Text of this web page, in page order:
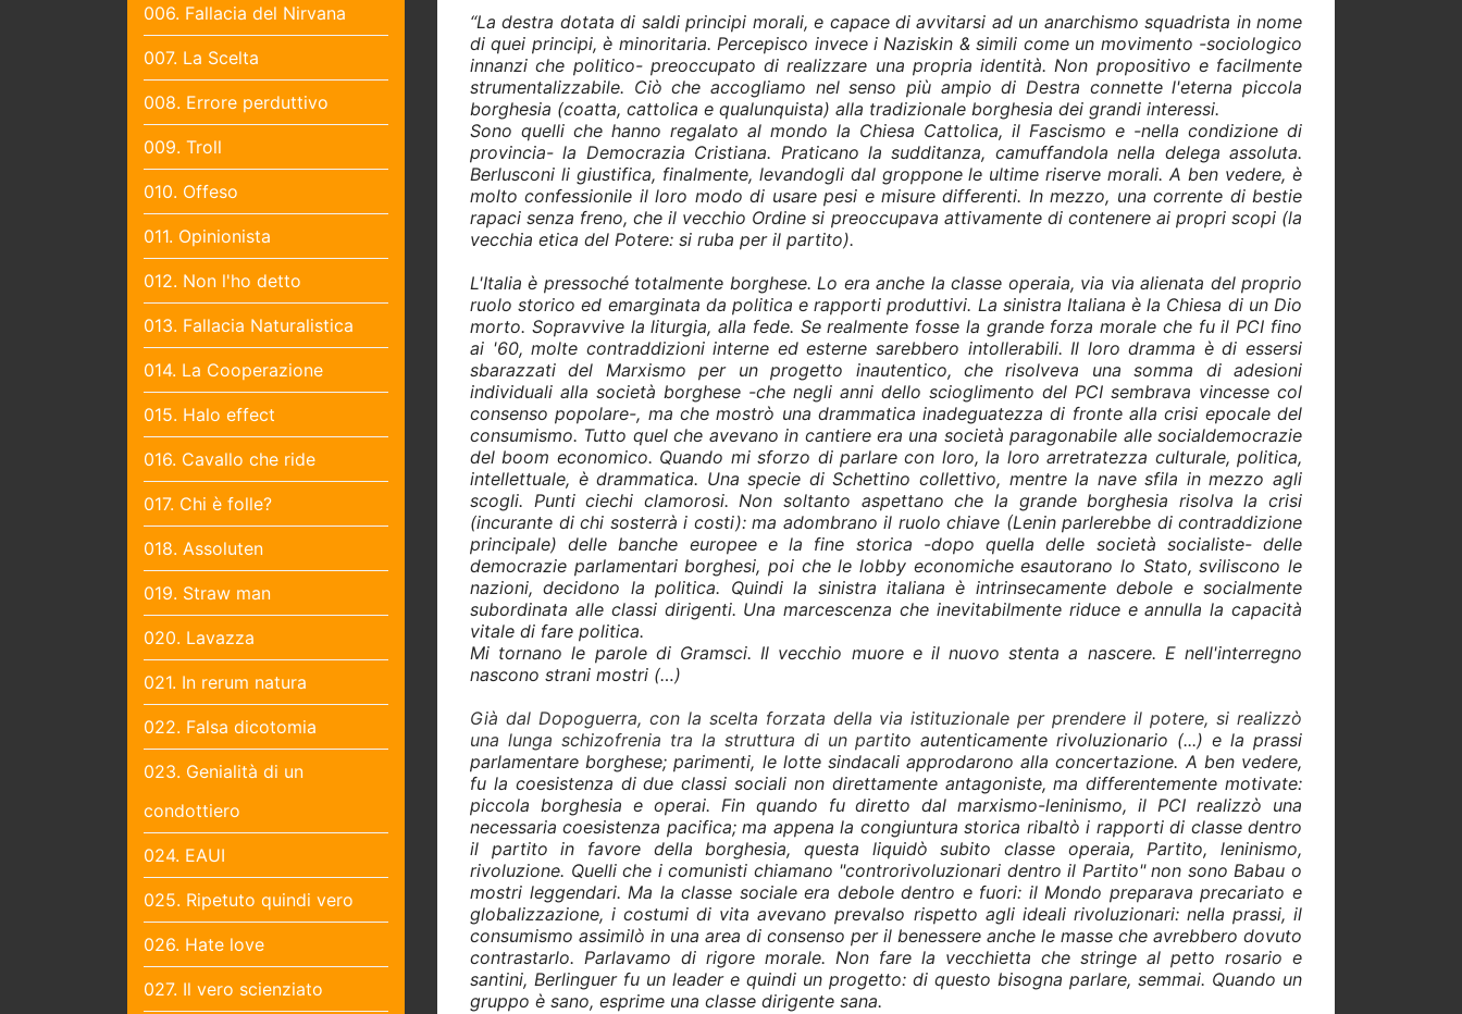
006. Fallacia del Nirvana
007. La Scelta
008. Errore perduttivo
009. Troll
010. Offeso
011. Opinionista
012. Non l'ho detto
013. Fallacia Naturalistica
014. La Cooperazione
015. Halo effect
016. Cavallo che ride
017. Chi è folle?
018. Assoluten
019. Straw man
020. Lavazza
021. In rerum natura
022. Falsa dicotomia
023. Genialità di un
condottiero
024. EAUI
025. Ripetuto quindi vero
026. Hate love
027. Il vero scienziato
“La destra dotata di saldi principi morali, e capace di avvitarsi ad un anarchismo squadrista in nome
di quei principi, è minoritaria. Percepisco invece i Naziskin & simili come un movimento -sociologico
innanzi che politico- preoccupato di realizzare una propria identità. Non propositivo e facilmente
strumentalizzabile. Ciò che accogliamo nel senso più ampio di Destra connette l'eterna piccola
borghesia (coatta, cattolica e qualunquista) alla tradizionale borghesia dei grandi interessi.
Sono quelli che hanno regalato al mondo la Chiesa Cattolica, il Fascismo e -nella condizione di
provincia- la Democrazia Cristiana. Praticano la sudditanza, camuffandola nella delega assoluta.
Berlusconi li giustifica, finalmente, levandogli dal groppone le ultime riserve morali. A ben vedere, è
molto confessionile il loro modo di usare pesi e misure differenti. In mezzo, una corrente di bestie
rapaci senza freno, che il vecchio Ordine si preoccupava attivamente di contenere ai propri scopi (la
vecchia etica del Potere: si ruba per il partito).
L'Italia è pressoché totalmente borghese. Lo era anche la classe operaia, via via alienata del proprio
ruolo storico ed emarginata da politica e rapporti produttivi. La sinistra Italiana è la Chiesa di un Dio
morto. Sopravvive la liturgia, alla fede. Se realmente fosse la grande forza morale che fu il PCI fino
ai '60, molte contraddizioni interne ed esterne sarebbero intollerabili. Il loro dramma è di essersi
sbarazzati del Marxismo per un progetto inautentico, che risolveva una somma di adesioni
individuali alla società borghese -che negli anni dello scioglimento del PCI sembrava vincesse col
consenso popolare-, ma che mostrò una drammatica inadeguatezza di fronte alla crisi epocale del
consumismo. Tutto quel che avevano in cantiere era una società paragonabile alle socialdemocrazie
del boom economico. Quando mi sforzo di parlare con loro, la loro arretratezza culturale, politica,
intellettuale, è drammatica. Una specie di Schettino collettivo, mentre la nave sfila in mezzo agli
scogli. Punti ciechi clamorosi. Non soltanto aspettano che la grande borghesia risolva la crisi
(incurante di chi sosterrà i costi): ma adombrano il ruolo chiave (Lenin parlerebbe di contraddizione
principale) delle banche europee e la fine storica -dopo quella delle società socialiste- delle
democrazie parlamentari borghesi, poi che le lobby economiche esautorano lo Stato, sviliscono le
nazioni, decidono la politica. Quindi la sinistra italiana è intrinsecamente debole e socialmente
subordinata alle classi dirigenti. Una marcescenza che inevitabilmente riduce e annulla la capacità
vitale di fare politica.
Mi tornano le parole di Gramsci. Il vecchio muore e il nuovo stenta a nascere. E nell'interregno
nascono strani mostri (…)
Già dal Dopoguerra, con la scelta forzata della via istituzionale per prendere il potere, si realizzò
una lunga schizofrenia tra la struttura di un partito autenticamente rivoluzionario (...) e la prassi
parlamentare borghese; parimenti, le lotte sindacali approdarono alla concertazione. A ben vedere,
fu la coesistenza di due classi sociali non direttamente antagoniste, ma differentemente motivate:
piccola borghesia e operai. Fin quando fu diretto dal marxismo-leninismo, il PCI realizzò una
necessaria coesistenza pacifica; ma appena la congiuntura storica ribaltò i rapporti di classe dentro
il partito in favore della borghesia, questa liquidò subito classe operaia, Partito, leninismo,
rivoluzione. Quelli che i comunisti chiamano "controrivoluzionari dentro il Partito" non sono Babau o
mostri leggendari. Ma la classe sociale era debole dentro e fuori: il Mondo preparava precariato e
globalizzazione, i costumi di vita avevano prevalso rispetto agli ideali rivoluzionari: nella prassi, il
consumismo assimilò in una area di consenso per il benessere anche le masse che avrebbero dovuto
contrastarlo. Parlavamo di rigore morale. Non fare la vecchietta che stringe al petto rosario e
santini, Berlinguer fu un leader e quindi un progetto: di questo bisogna parlare, semmai. Quando un
gruppo è sano, esprime una classe dirigente sana.